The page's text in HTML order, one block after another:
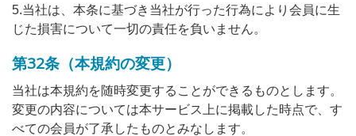
5.当社は、本条に基づき当社が行った行為により会員に生
じた損害について一切の責任を負いません。
第32条（本規約の変更）
当社は本規約を随時変更することができるものとします。
変更の内容については本サービス上に掲載した時点で、す
べての会員が了承したものとみなします。